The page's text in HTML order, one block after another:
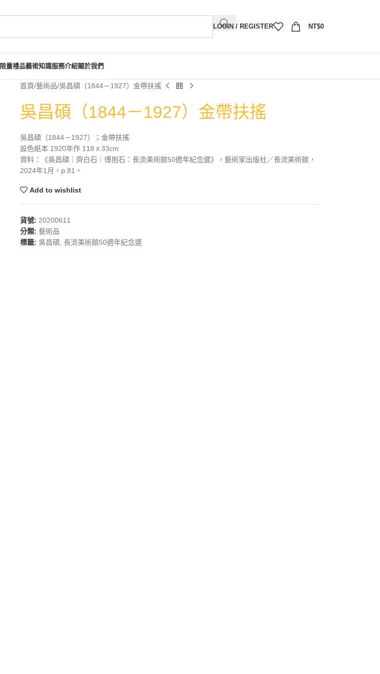
LOGIN / REGISTER NT$0
限量禮品藝術知識服務介紹關於我們
首頁 藝術品 吳昌碩（1844－1927）金帶扶搖
吳昌碩（1844－1927）金帶扶搖
吳昌碩（1844－1927）；金帶扶搖
設色紙本 1920年作 118ｘ33cm
資料：《吳昌碩｜齊白石｜傅抱石：長流美術館50週年紀念選》，藝術家出版社／長流美術館，
2024年1月，p.81。
Add to wishlist
貨號: 20200611
分類: 藝術品
標籤: 吳昌碩, 長流美術館50週年紀念選